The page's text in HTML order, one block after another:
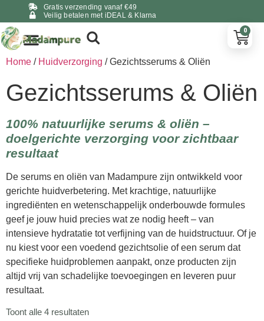
Gratis verzending vanaf €49
Veilig betalen met iDEAL & Klarna
0
Home / Huidverzorging / Gezichtsserums & Oliën
Gezichtsserums & Oliën
100% natuurlijke serums & oliën –
doelgerichte verzorging voor zichtbaar
resultaat
De serums en oliën van Madampure zijn ontwikkeld voor
gerichte huidverbetering. Met krachtige, natuurlijke
ingrediënten en wetenschappelijk onderbouwde formules
geef je jouw huid precies wat ze nodig heeft – van
intensieve hydratatie tot verfijning van de huidstructuur. Of je
nu kiest voor een voedend gezichtsolie of een serum dat
specifieke huidproblemen aanpakt, onze producten zijn
altijd vrij van schadelijke toevoegingen en leveren puur
resultaat.
Toont alle 4 resultaten